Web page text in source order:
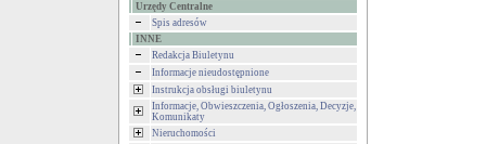
Urzędy Centralne
Spis adresów
INNE
Redakcja Biuletynu
Informacje nieudostępnione
Instrukcja obsługi biuletynu
Informacje, Obwieszczenia, Ogłoszenia, Decyzje,
Komunikaty
Nieruchomości